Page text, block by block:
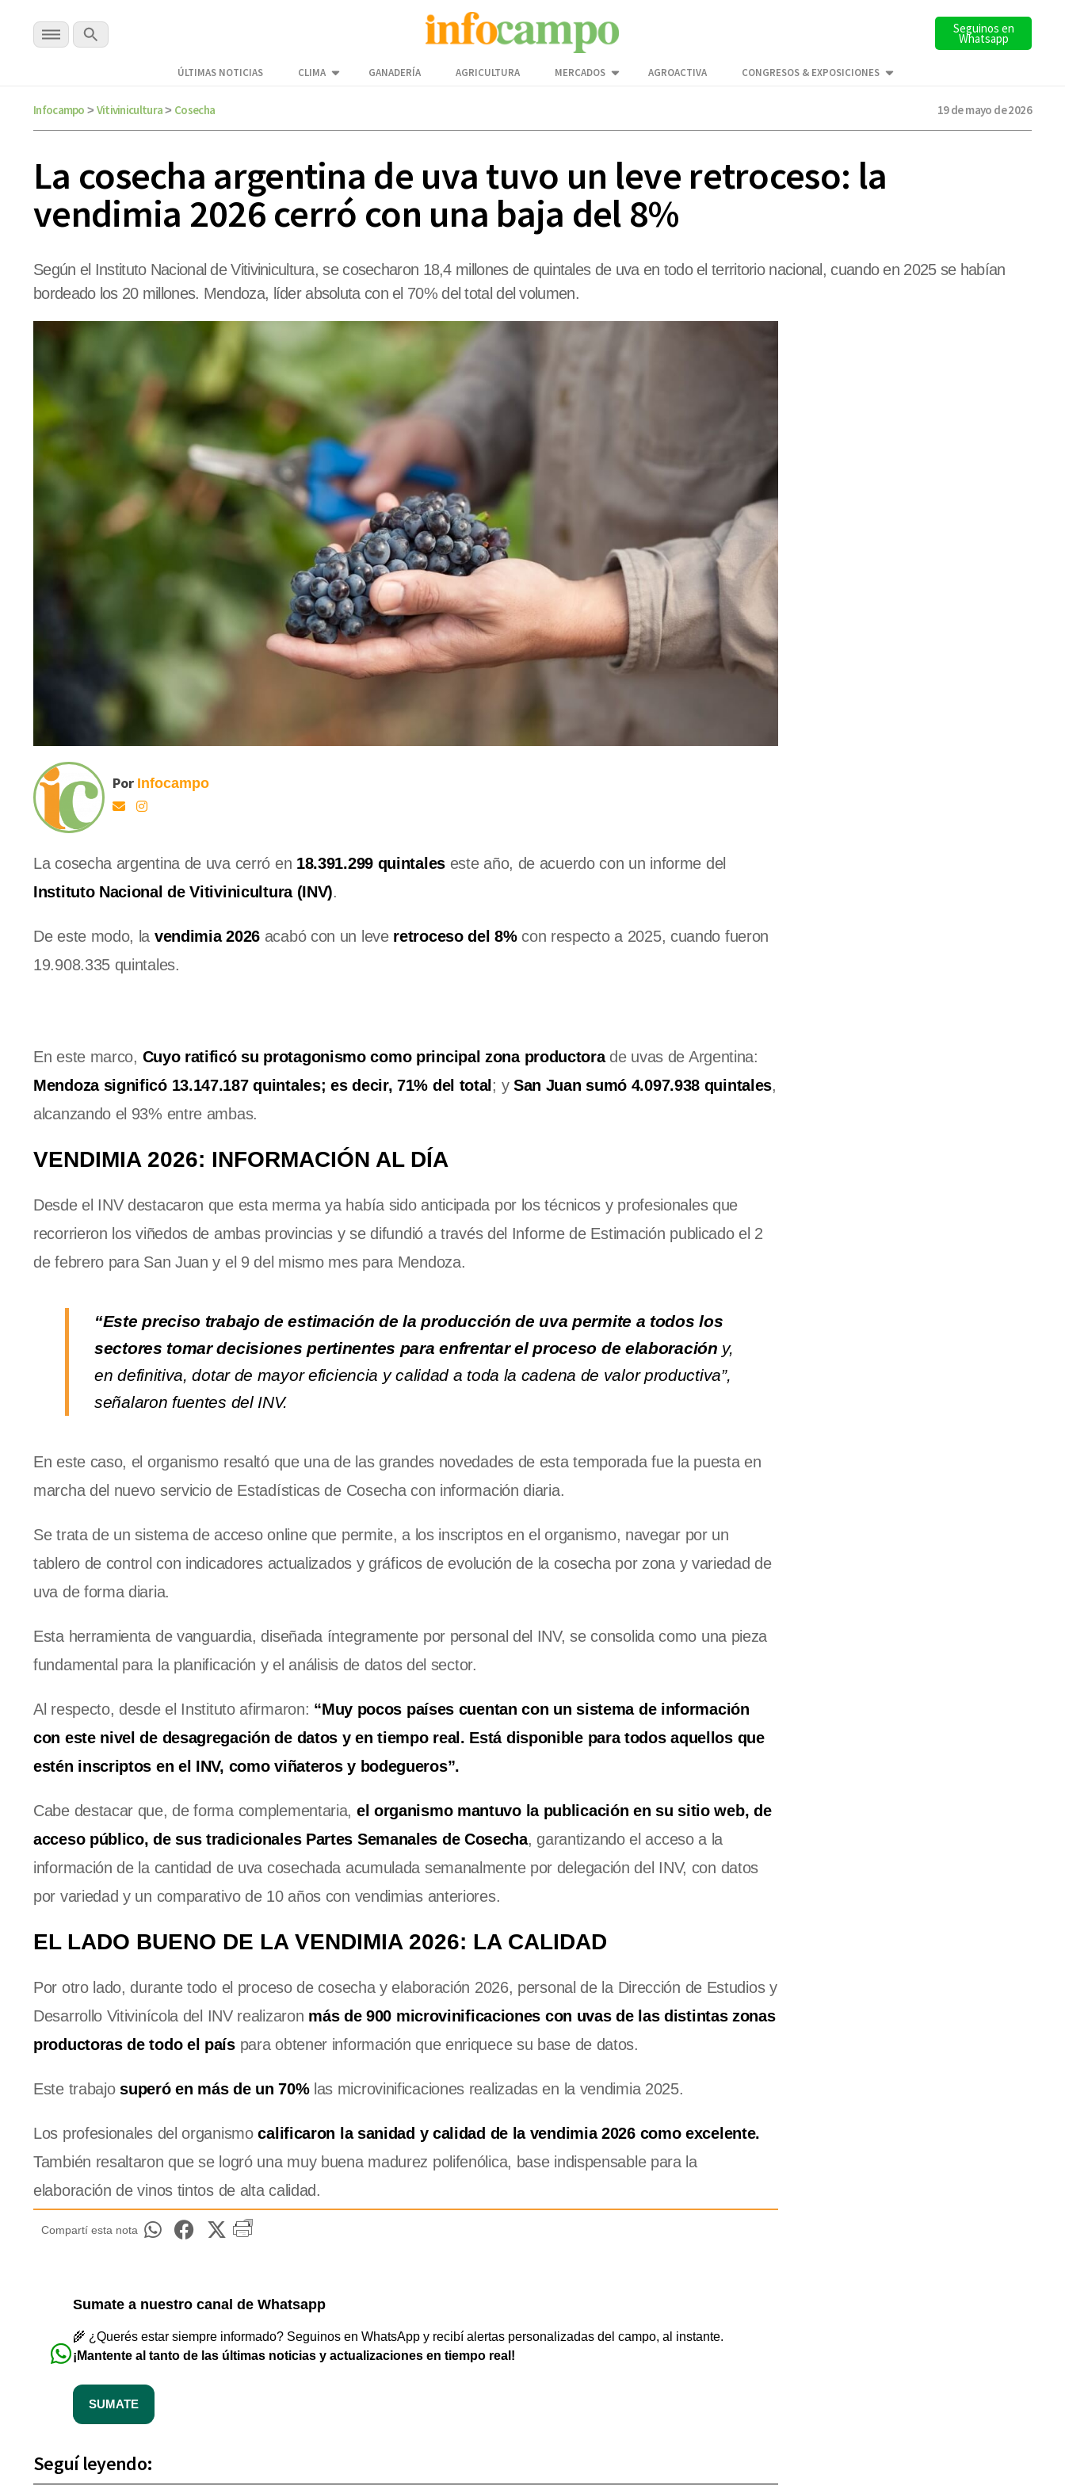
Seguinos en
Whatsapp
ÚLTIMAS NOTICIAS CLIMA GANADERÍA AGRICULTURA MERCADOS AGROACTIVA CONGRESOS & EXPOSICIONES
Infocampo > Vitivinicultura> Cosecha 19 de mayo de 2026
La cosecha argentina de uva tuvo un leve retroceso: la
vendimia 2026 cerró con una baja del 8%
Según el Instituto Nacional de Vitivinicultura, se cosecharon 18,4 millones de quintales de uva en todo el territorio nacional, cuando en 2025 se habían
bordeado los 20 millones. Mendoza, líder absoluta con el 70% del total del volumen.
Por Infocampo
La cosecha argentina de uva cerró en 18.391.299 quintaleseste año, de acuerdo con un informe del
Instituto Nacional de Vitivinicultura (INV).
De este modo, la vendimia 2026 acabó con un leve retroceso del 8%con respecto a 2025, cuando fueron
19.908.335 quintales.
En este marco, Cuyo ratificó su protagonismo como principal zona productorade uvas de Argentina:
Mendoza significó 13.147.187 quintales; es decir, 71% del total ; y San Juan sumó 4.097.938 quintales,
alcanzando el 93% entre ambas.
VENDIMIA 2026: INFORMACIÓN AL DÍA
Desde el INV destacaron que esta merma ya había sido anticipada por los técnicos y profesionales que
recorrieron los viñedos de ambas provincias y se difundió a través del Informe de Estimación publicado el 2
de febrero para San Juan y el 9 del mismo mes para Mendoza.
“Este preciso trabajo de estimación de la producción de uva permite a todos los
sectores tomar decisiones pertinentes para enfrentar el proceso de elaboración y,
en definitiva, dotar de mayor eficiencia y calidad a toda la cadena de valor productiva”,
señalaron fuentes del INV.
En este caso, el organismo resaltó que una de las grandes novedades de esta temporada fue la puesta en
marcha del nuevo servicio de Estadísticas de Cosecha con información diaria.
Se trata de un sistema de acceso online que permite, a los inscriptos en el organismo, navegar por un
tablero de control con indicadores actualizados y gráficos de evolución de la cosecha por zona y variedad de
uva de forma diaria.
Esta herramienta de vanguardia, diseñada íntegramente por personal del INV, se consolida como una pieza
fundamental para la planificación y el análisis de datos del sector.
Al respecto, desde el Instituto afirmaron: “Muy pocos países cuentan con un sistema de información
con este nivel de desagregación de datos y en tiempo real. Está disponible para todos aquellos que
estén inscriptos en el INV, como viñateros y bodegueros”.
Cabe destacar que, de forma complementaria, el organismo mantuvo la publicación en su sitio web, de
acceso público, de sus tradicionales Partes Semanales de Cosecha, garantizando el acceso a la
información de la cantidad de uva cosechada acumulada semanalmente por delegación del INV, con datos
por variedad y un comparativo de 10 años con vendimias anteriores.
EL LADO BUENO DE LA VENDIMIA 2026: LA CALIDAD
Por otro lado, durante todo el proceso de cosecha y elaboración 2026, personal de la Dirección de Estudios y
Desarrollo Vitivinícola del INV realizaron más de 900 microvinificaciones con uvas de las distintas zonas
productoras de todo el paíspara obtener información que enriquece su base de datos.
Este trabajosuperó en más de un 70%las microvinificaciones realizadas en la vendimia 2025.
Los profesionales del organismocalificaron la sanidad y calidad de la vendimia 2026 como excelente.
También resaltaron que se logró una muy buena madurez polifenólica, base indispensable para la
elaboración de vinos tintos de alta calidad.
Compartí esta nota
Sumate a nuestro canal de Whatsapp
🌾 ¿Querés estar siempre informado? Seguinos en WhatsApp y recibí alertas personalizadas del campo, al instante.
¡Mantente al tanto de las últimas noticias y actualizaciones en tiempo real!
SUMATE
Seguí leyendo: